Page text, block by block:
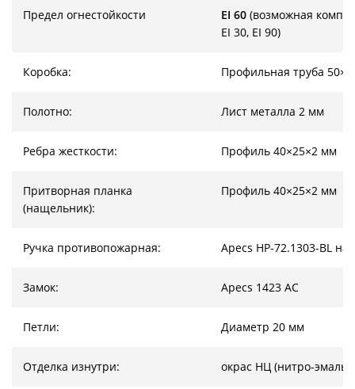
Предел огнестойкости EI 60 (возможная
EI 30, EI 90)
Коробка: Профильная труба
Полотно: Лист металла 2 мм
Ребра жесткости: Профиль 40×25×2 мм
Притворная планка
(нащельник):
Профиль 40×25×2 мм
Ручка противопожарная: Apecs HP-72.1303-BL на
Замок: Apecs 1423 AC
Петли: Диаметр 20 мм
Отделка изнутри: окрас НЦ (нитро-эмаль)